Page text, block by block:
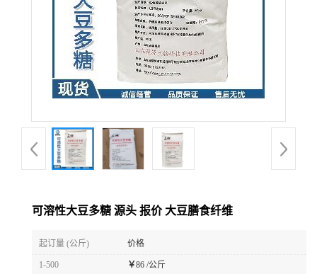
可溶性大豆多糖 源头 报价 大豆膳食纤维
起订量 (公斤) 价格
1-500 ￥86 /公斤